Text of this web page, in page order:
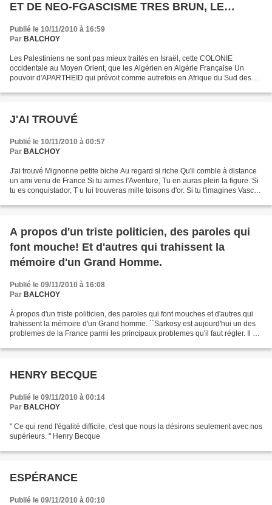
ET DE NEO-FGASCISME TRES BRUN, LE
POUVOIR ISRAELIEN EN PALESTINE
Publié le 10/11/2010 à 16:59
Par BALCHOY
Les Palestiniens ne sont pas mieux traités en Israël, cette COLONIE
occidentale au Moyen Orient, que les Algérien en Algérie Française Un
pouvoir d'APARTHEID qui prévoit comme autrefois en Afrique du Sud des
J'AI TROUVÉ
Publié le 10/11/2010 à 00:57
Par BALCHOY
J'ai trouvé Mignonne petite biche Au regard si riche Qu'il comble à distance
un ami venu de France Si tu aimes l'Aventure, Tu en auras plein la figure. Si
tu es conquistador, T u lui trouveras mille toisons d'or. Si tu t'imagines Vasco
A propos d'un triste politicien, des paroles qui
font mouche! Et d'autres qui trahissent la
mémoire d'un Grand Homme.
Publié le 09/11/2010 à 16:08
Par BALCHOY
À propos d'un triste politicien, des paroles qui font mouches et d'autres qui
trahissent la mémoire d'un Grand homme. ``Sarkosy est aujourd'hui un des
problemes de la France parmi les principaux problemes qu'il faut régler. Il est
HENRY BECQUE
Publié le 09/11/2010 à 00:14
Par BALCHOY
" Ce qui rend l'égalité difficile, c'est que nous la désirons seulement avec nos
supérieurs. " Henry Becque
ESPÉRANCE
Publié le 09/11/2010 à 00:10